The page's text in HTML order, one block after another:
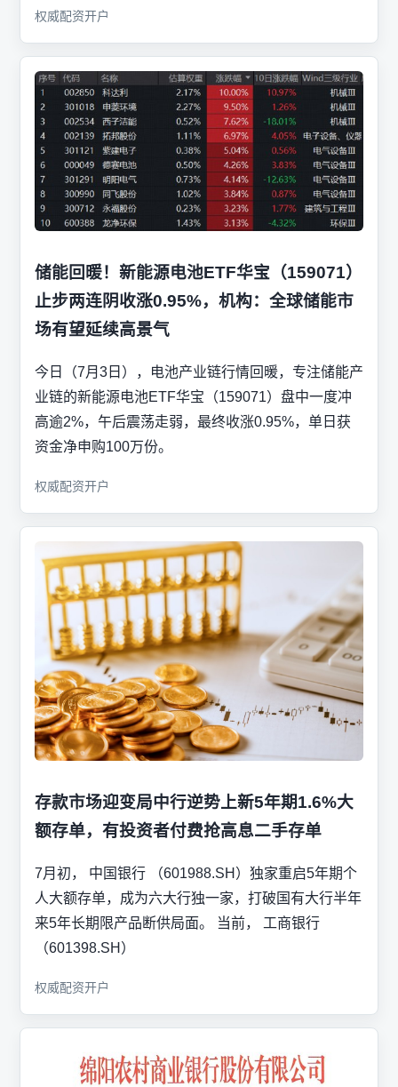
权威配资开户
储能回暖！新能源电池ETF华宝（159071）
止步两连阴收涨0.95%，机构：全球储能市
场有望延续高景气
今日（7月3日），电池产业链行情回暖，专注储能产
业链的新能源电池ETF华宝（159071）盘中一度冲
高逾2%，午后震荡走弱，最终收涨0.95%，单日获
资金净申购100万份。
权威配资开户
存款市场迎变局中行逆势上新5年期1.6%大
额存单，有投资者付费抢高息二手存单
7月初， 中国银行 （601988.SH）独家重启5年期个
人大额存单，成为六大行独一家，打破国有大行半年
来5年长期限产品断供局面。 当前， 工商银行
（601398.SH）
权威配资开户